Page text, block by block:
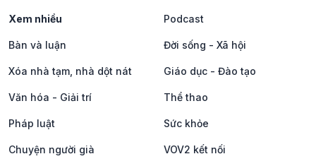
Xem nhiều Podcast
Bàn và luận Đời sống - Xã hội
Xóa nhà tạm, nhà dột nát Giáo dục - Đào tạo
Văn hóa - Giải trí Thể thao
Pháp luật Sức khỏe
Chuyện người già VOV2 kết nối